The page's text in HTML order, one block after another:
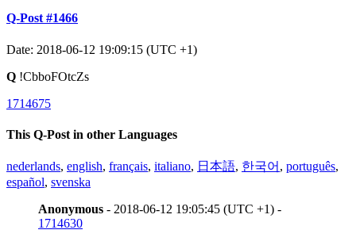
Q-Post #1466
Date: 2018-06-12 19:09:15 (UTC +1)
Q !CbboFOtcZs
1714675
This Q-Post in other Languages
nederlands, english, français, italiano, 日本語, 한국어 , português,
español, svenska
Anonymous - 2018-06-12 19:05:45 (UTC +1) -
1714630